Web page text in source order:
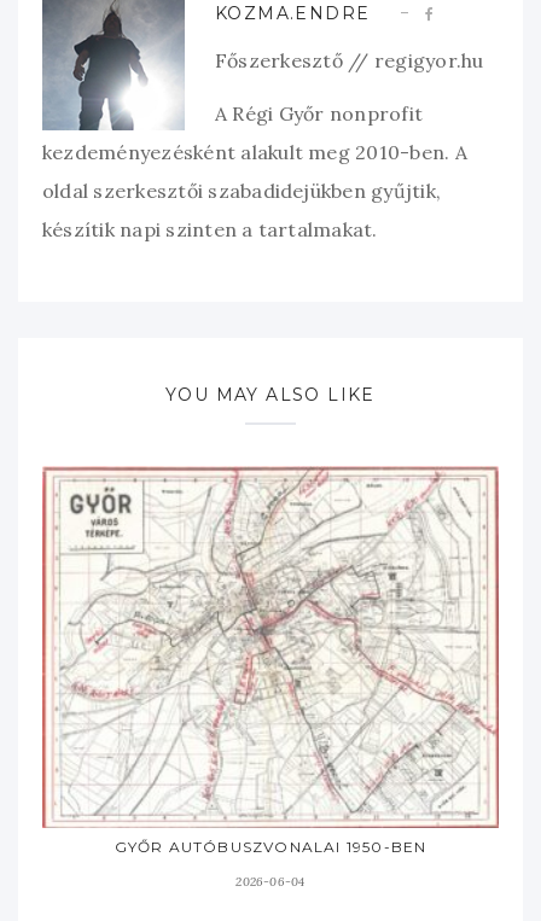
KOZMA.ENDRE
Főszerkesztő // regigyor.hu
A Régi Győr nonprofit
kezdeményezésként alakult meg 2010-ben. A
oldal szerkesztői szabadidejükben gyűjtik,
készítik napi szinten a tartalmakat.
YOU MAY ALSO LIKE
GYŐR AUTÓBUSZVONALAI 1950-BEN
2026-06-04